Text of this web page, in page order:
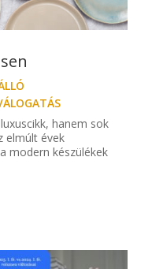
hanem sok
elmúlt évek
modern készülékek